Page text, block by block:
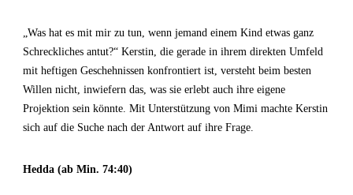
„Was hat es mit mir zu tun, wenn jemand einem Kind etwas ganz
Schreckliches antut?“ Kerstin, die gerade in ihrem direkten Umfeld
mit heftigen Geschehnissen konfrontiert ist, versteht beim besten
Willen nicht, inwiefern das, was sie erlebt auch ihre eigene
Projektion sein könnte. Mit Unterstützung von Mimi machte Kerstin
sich auf die Suche nach der Antwort auf ihre Frage.
Hedda (ab Min. 74:40)